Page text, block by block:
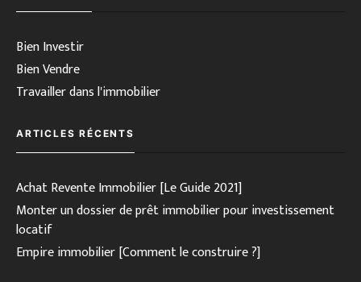
Bien Investir
Bien Vendre
Travailler dans l'immobilier
ARTICLES RÉCENTS
Achat Revente Immobilier [Le Guide 2021]
Monter un dossier de prêt immobilier pour investissement
locatif
Empire immobilier [Comment le construire ?]